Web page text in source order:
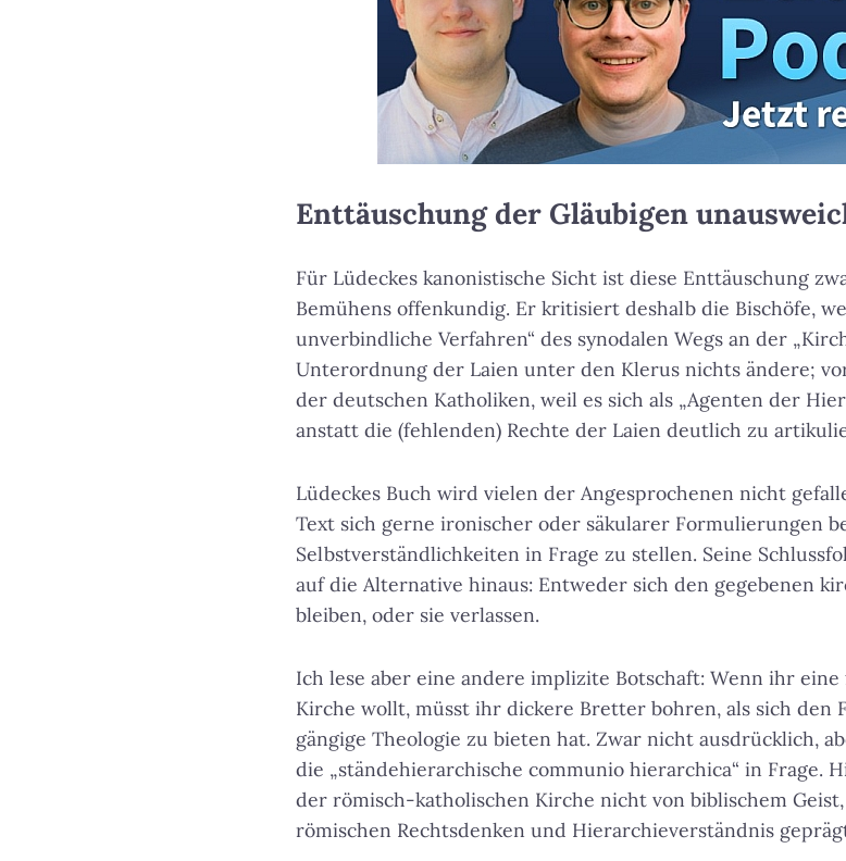
Enttäuschung der Gläubigen
Für Lüdeckes kanonistische Sicht ist diese Enttäuschung
Bemühens offenkundig. Er kritisiert deshalb die Bischöfe,
unverbindliche Verfahren“ des synodalen Wegs an der
Unterordnung der Laien unter den Klerus nichts ändere;
der deutschen Katholiken, weil es sich als „Agenten der
anstatt die (fehlenden) Rechte der Laien deutlich zu
Lüdeckes Buch wird vielen der Angesprochenen nicht
Text sich gerne ironischer oder säkularer Formulierungen
Selbstverständlichkeiten in Frage zu stellen. Seine
auf die Alternative hinaus: Entweder sich den gegebenen
bleiben, oder sie verlassen.
Ich lese aber eine andere implizite Botschaft: Wenn ihr
Kirche wollt, müsst ihr dickere Bretter bohren, als sich den
gängige Theologie zu bieten hat. Zwar nicht ausdrücklich,
die „ständehierarchische communio hierarchica“ in Frage.
der römisch-katholischen Kirche nicht von biblischem
römischen Rechtsdenken und Hierarchieverständnis